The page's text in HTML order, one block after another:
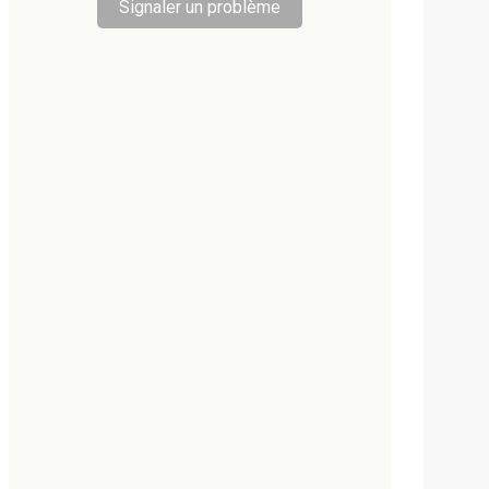
Signaler un problème